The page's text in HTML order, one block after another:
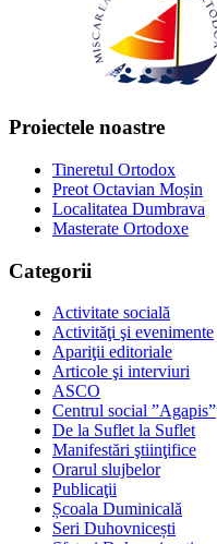
Proiectele noastre
Tineretul Ortodox
Preot Octavian Moșin
Localitatea Dumbrava
Masterate Ortodoxe
Categorii
Activitate socială
Activităţi şi evenimente
Apariţii editoriale
Articole şi interviuri
ASCO
Centrul social ”Agapis”
De la Suflet la Suflet
Manifestări ştiinţifice
Orarul slujbelor
Publicaţii
Școala Duminicală
Seri Duhovnicești